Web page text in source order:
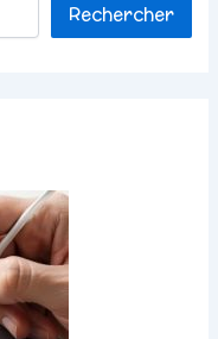
Rechercher